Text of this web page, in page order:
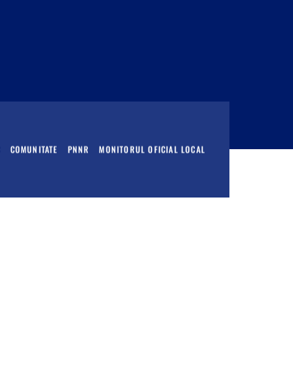
COMUNITATE PNNR MONITORUL OFICIAL LOCAL